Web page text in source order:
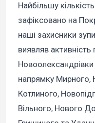
Найбільшу
зафіксовано на
наші захисники
виявляв
Новоолександрівки
напрямку Мирного,
Котлиного,
Вільного, Нового